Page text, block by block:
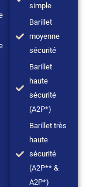
simple
Barillet
moyenne
sécurité
Barillet
haute
sécurité
(A2P*)
Barillet très
haute
sécurité
(A2P** &
A2P*)